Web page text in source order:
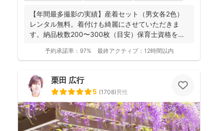
【年間最多撮影の実績】産着セット（男女各2色）
レンタル無料。着付けも綺麗にさせていただきま
す。納品枚数200〜300枚（目安）保育士資格を持
予約承諾率： 97% 最終アクティブ： 12時間以内
栗田 広行
5 (1708)男性